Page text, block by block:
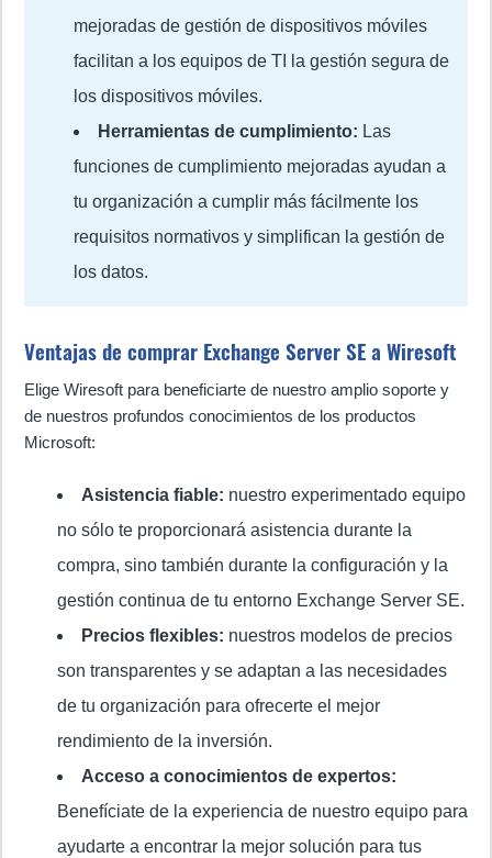
mejoradas de gestión de dispositivos móviles
facilitan a los equipos de TI la gestión segura de
los dispositivos móviles.
Herramientas de cumplimiento: Las
funciones de cumplimiento mejoradas ayudan a
tu organización a cumplir más fácilmente los
requisitos normativos y simplifican la gestión de
los datos.
Ventajas de comprar Exchange Server SE a Wiresoft
Elige Wiresoft para beneficiarte de nuestro amplio soporte y
de nuestros profundos conocimientos de los productos
Microsoft:
Asistencia fiable: nuestro experimentado equipo
no sólo te proporcionará asistencia durante la
compra, sino también durante la configuración y la
gestión continua de tu entorno Exchange Server SE.
Precios flexibles: nuestros modelos de precios
son transparentes y se adaptan a las necesidades
de tu organización para ofrecerte el mejor
rendimiento de la inversión.
Acceso a conocimientos de expertos:
Benefíciate de la experiencia de nuestro equipo para
ayudarte a encontrar la mejor solución para tus